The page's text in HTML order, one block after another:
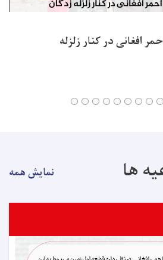
افغانی در کنار زلزله
ها نمایش همه